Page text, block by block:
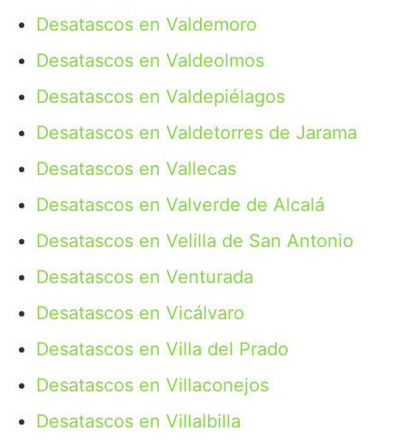
Desatascos en Valdemoro
Desatascos en Valdeolmos
Desatascos en Valdepiélagos
Desatascos en Valdetorres de Jarama
Desatascos en Vallecas
Desatascos en Valverde de Alcalá
Desatascos en Velilla de San Antonio
Desatascos en Venturada
Desatascos en Vicálvaro
Desatascos en Villa del Prado
Desatascos en Villaconejos
Desatascos en Villalbilla